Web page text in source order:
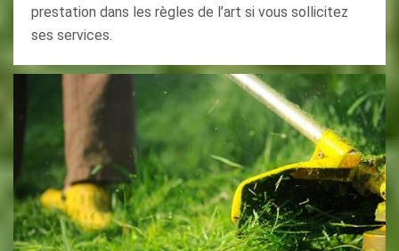
prestation dans les règles de l’art si vous sollicitez
ses services.